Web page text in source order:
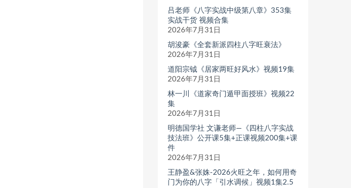
吕老师《八字实战中级第八章》353集
实战干货 视频合集
2026年7月31日
胡浚豪《全套新派四柱八字旺衰法》
2026年7月31日
道阳宗钺《居家两旺好风水》视频19集
2026年7月31日
林一川《道家奇门遁甲面授班》视频22
集
2026年7月31日
明德国学社 文谦老师—《四柱八字实战
技法班》公开课5集+正课视频200集+课
件
2026年7月31日
王静盈&张姝-2026火旺之年，如何用奇
门为你的八字「引水调候」视频1集2.5